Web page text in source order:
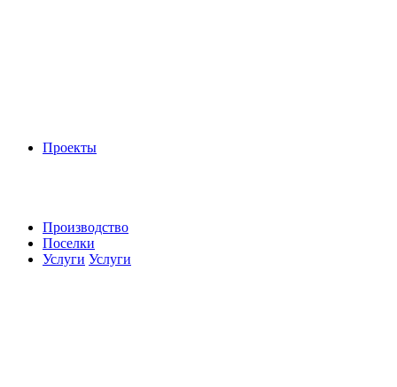
Проекты
Производство
Поселки
Услуги Услуги